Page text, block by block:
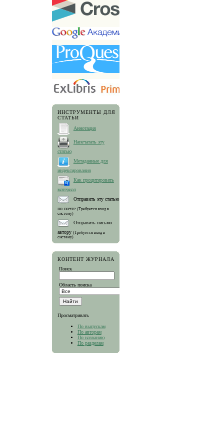
ИНСТРУМЕНТЫ ДЛЯ
СТАТЬИ
Аннотация
Напечатать эту
статью
Метаданные для
индексирования
Как процитировать
материал
Отправить эту статью
по почте (Требуется вход в
систему)
Отправить письмо
автору (Требуется вход в
систему)
КОНТЕНТ ЖУРНАЛА
Поиск
Область поиска
Просматривать
По выпускам
По авторам
По названию
По разделам